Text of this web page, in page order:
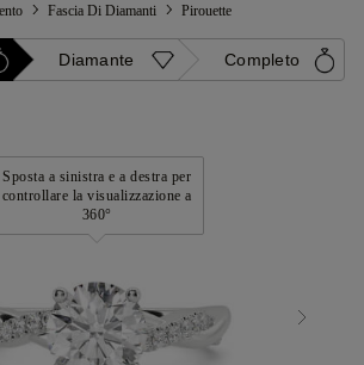
Fascia Di Diamanti Pirouette
Diamante Completo
Sposta a sinistra e a destra per
controllare la visualizzazione a
360°